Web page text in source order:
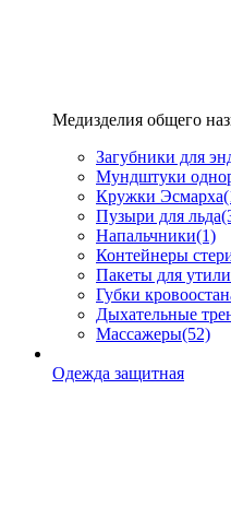
Медизделия общего
Загубники для
Мундштуки
Кружки Эсмарха
Пузыри для льда
Напальчники(1)
Контейнеры
Пакеты для
Губки
Дыхательные
Массажеры(52)
Одежда защитная